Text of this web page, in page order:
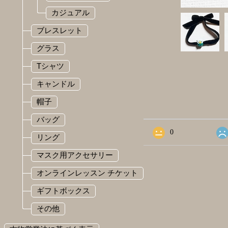
カジュアル
ブレスレット
グラス
Tシャツ
キャンドル
帽子
バッグ
リング
マスク用アクセサリー
オンラインレッスン チケット
ギフトボックス
その他
ショップの評価
すべて 0